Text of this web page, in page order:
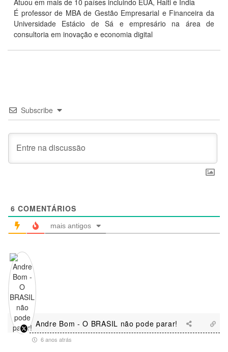
É professor de MBA de Gestão Empresarial e Financeira da
Universidade Estácio de Sá e empresário na área de
consultoria em inovação e economia digital
Subscribe
6 COMENTÁRIOS
mais antigos
Andre Bom - O BRASIL não pode parar!
6 anos atrás